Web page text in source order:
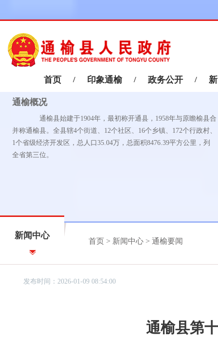
首页 / 印象通榆 / 政务公开 /
通榆概况
通榆县始建于1904年，最初称开通县，1958年与原瞻榆县合
并称通榆县。全县辖4个街道、12个社区、16个乡镇、172个行政村、
1个省级经济开发区，总人口35.04万，总面积8476.39平方公里，列
全省第三位。
新闻中心
首页 > 新闻中心 > 通榆要闻
发布时间：2026-01-09 08:54:00
通榆县第